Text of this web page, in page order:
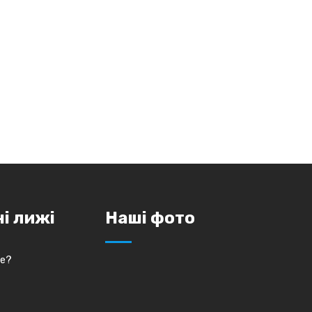
лижі Наші фото